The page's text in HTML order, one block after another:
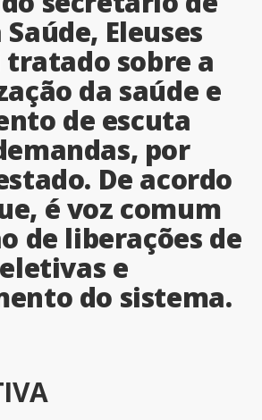
Eleuses
tratado sobre a
da saúde e
de escuta
por
De acordo
é voz comum
de liberações de
e
do sistema.